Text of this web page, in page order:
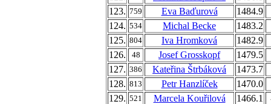
123. 759 Eva Baďurová
1484.9
124. 534 Michal Becke
1483.2
125. 804 Iva Hromková
1482.9
126.
48 Josef Grosskopf
1479.5
127. 386 Kateřina Štrbáková
1473.7
128. 813 Petr Hanzlíček
1470.0
129. 521 Marcela Kouřilová 1466.1